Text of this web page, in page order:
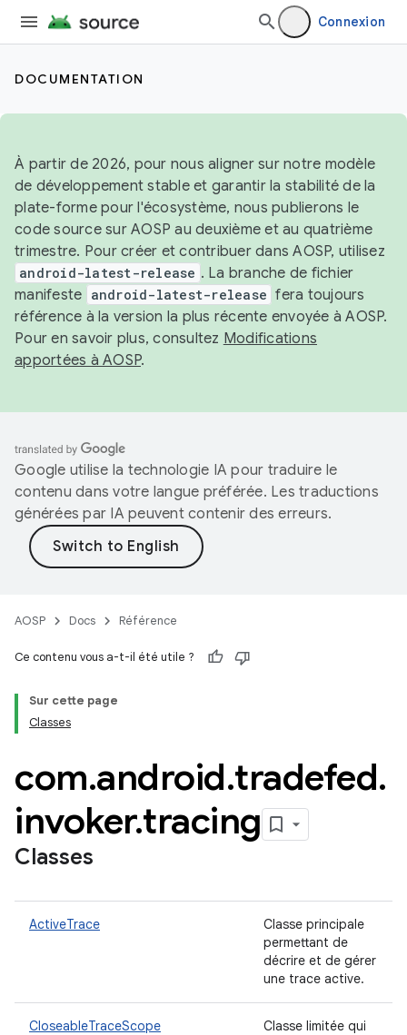
Connexion
DOCUMENTATION
À partir de 2026, pour nous aligner sur notre modèle
de développement stable et garantir la stabilité de la
plate-forme pour l'écosystème, nous publierons le
code source sur AOSP au deuxième et au quatrième
trimestre. Pour créer et contribuer dans AOSP, utilisez
android-latest-release . La branche de fichier
manifeste android-latest-release fera toujours
référence à la version la plus récente envoyée à AOSP.
Pour en savoir plus, consultez Modifications
apportées à AOSP.
Google utilise la technologie IA pour traduire le
contenu dans votre langue préférée. Les traductions
générées par IA peuvent contenir des erreurs.
AOSP Docs Référence
Ce contenu vous a-t-il été utile ?
Sur cette page
Classes
com.android.tradefed.
invoker.tracing
Classes
ActiveTrace
Classe principale
permettant de
décrire et de gérer
une trace active.
CloseableTraceScope
Classe limitée qui